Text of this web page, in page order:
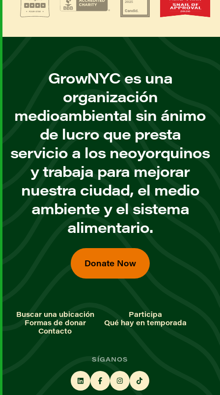
GrowNYC es una
organización
medioambiental sin ánimo
de lucro que presta
servicio a los neoyorquinos
y trabaja para mejorar
nuestra ciudad, el medio
ambiente y el sistema
alimentario.
Donate Now
Buscar una ubicación
Participa
Formas de donar
Qué hay en temporada
Contacto
SÍGANOS